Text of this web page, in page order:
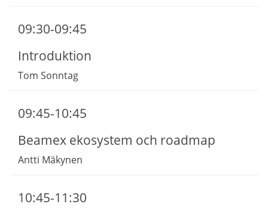
09:30-09:45
Introduktion
Tom Sonntag
09:45-10:45
Beamex ekosystem och roadmap
Antti Mäkynen
10:45-11:30